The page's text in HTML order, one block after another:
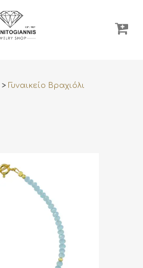
>
Γυναικείο Βραχιόλι